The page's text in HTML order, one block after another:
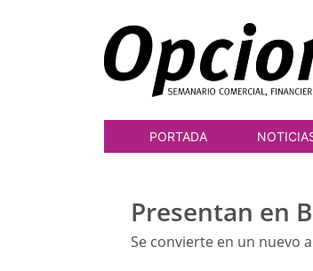
PORTADA
Presentan en
Se convierte en un nuevo